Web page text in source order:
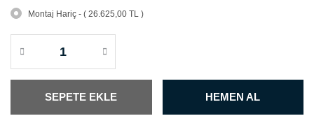
Montaj Hariç - ( 26.625,00 TL )
SEPETE EKLE HEMEN AL